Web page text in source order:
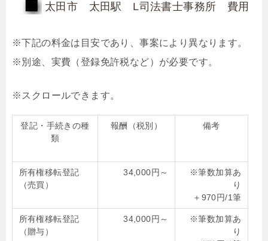
太田市 太田駅 L司法書士事務所 費用
※下記の料金は目安であり、事案により異なります。
※別途、実費（登録免許税など）が必要です。
登記・手続きの種
類
報酬（税別） 備考
所有権移転登記
（売買）
34,000円～
※筆数加算あ
り
＋970円/1筆
所有権移転登記
（贈与）
34,000円～
※筆数加算あ
り